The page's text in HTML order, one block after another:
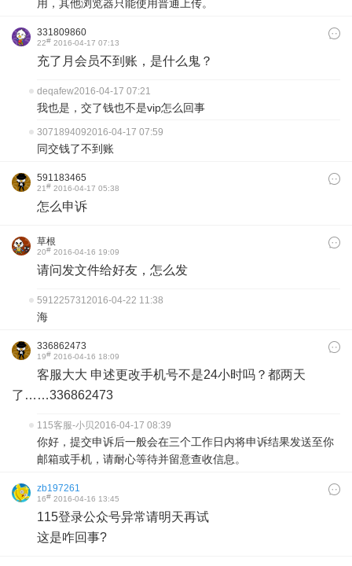
用，其他浏览器只能使用普通上传。
331809860
22# 2016-04-17 07:13
充了月会员不到账，是什么鬼？
deqafew2016-04-17 07:21
我也是，交了钱也不是vip怎么回事
3071894092016-04-17 07:59
同交钱了不到账
591183465
21# 2016-04-17 05:38
怎么申诉
草根
20# 2016-04-16 19:09
请问发文件给好友，怎么发
5912257312016-04-22 11:38
海
336862473
19# 2016-04-16 18:09
客服大大 申述更改手机号不是24小时吗？都两天
了……336862473
115客服-小贝2016-04-17 08:39
你好，提交申诉后一般会在三个工作日内将申诉结果发送至你
邮箱或手机，请耐心等待并留意查收信息。
zb197261
16# 2016-04-16 13:45
115登录公众号异常请明天再试
这是咋回事?